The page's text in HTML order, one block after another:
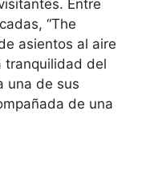
Entre
“The
asientos al aire
tranquilidad del
una de sus
de una